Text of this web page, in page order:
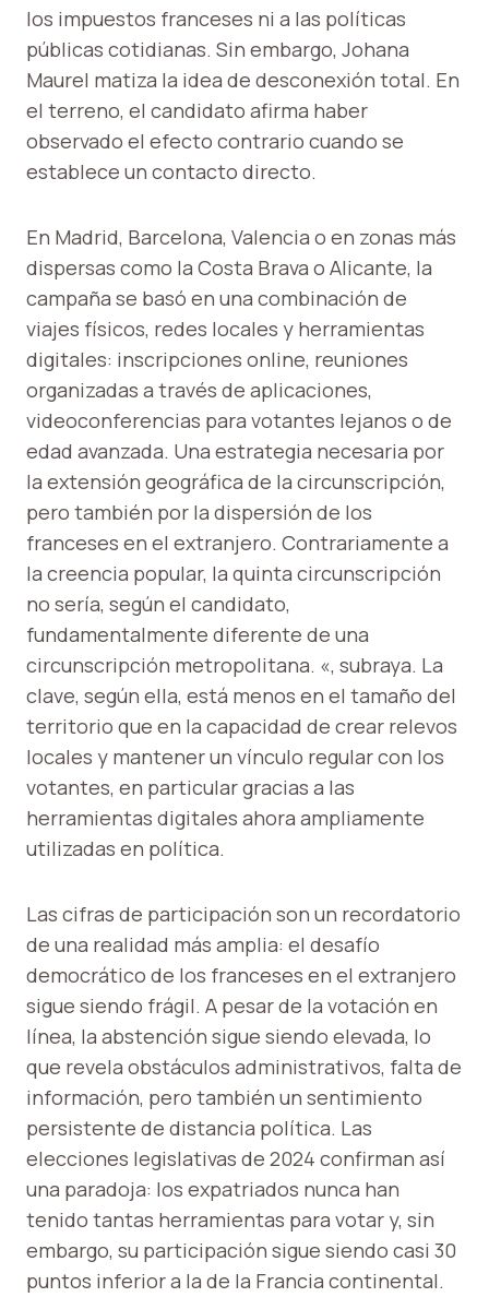
los impuestos franceses ni a las políticas
públicas cotidianas. Sin embargo, Johana
Maurel matiza la idea de desconexión total. En
el terreno, el candidato afirma haber
observado el efecto contrario cuando se
establece un contacto directo.
En Madrid, Barcelona, ​​Valencia o en zonas más
dispersas como la Costa Brava o Alicante, la
campaña se basó en una combinación de
viajes físicos, redes locales y herramientas
digitales: inscripciones online, reuniones
organizadas a través de aplicaciones,
videoconferencias para votantes lejanos o de
edad avanzada. Una estrategia necesaria por
la extensión geográfica de la circunscripción,
pero también por la dispersión de los
franceses en el extranjero. Contrariamente a
la creencia popular, la quinta circunscripción
no sería, según el candidato,
fundamentalmente diferente de una
circunscripción metropolitana. «, subraya. La
clave, según ella, está menos en el tamaño del
territorio que en la capacidad de crear relevos
locales y mantener un vínculo regular con los
votantes, en particular gracias a las
herramientas digitales ahora ampliamente
utilizadas en política.
Las cifras de participación son un recordatorio
de una realidad más amplia: el desafío
democrático de los franceses en el extranjero
sigue siendo frágil. A pesar de la votación en
línea, la abstención sigue siendo elevada, lo
que revela obstáculos administrativos, falta de
información, pero también un sentimiento
persistente de distancia política. Las
elecciones legislativas de 2024 confirman así
una paradoja: los expatriados nunca han
tenido tantas herramientas para votar y, sin
embargo, su participación sigue siendo casi 30
puntos inferior a la de la Francia continental.